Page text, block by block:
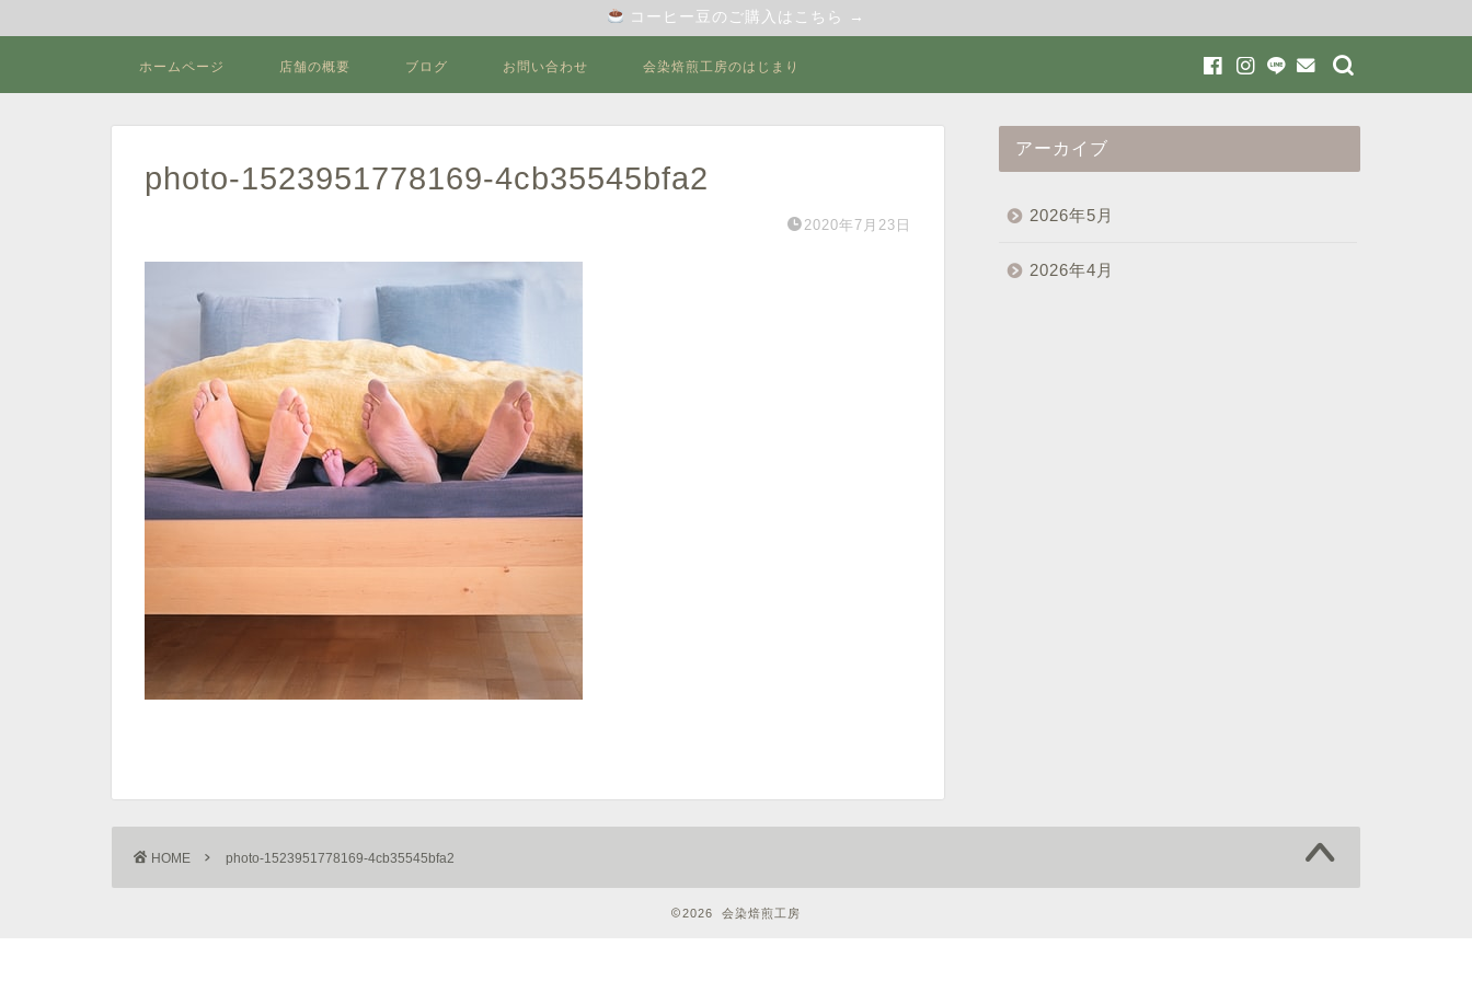
コーヒー豆のご購入はこちら →
ホームページ 店舗の概要 ブログ お問い合わせ 会染焙煎工房のはじまり
photo-1523951778169-4cb35545bfa2
2020年7月23日
アーカイブ
2026年5月
2026年4月
HOME photo-1523951778169-4cb35545bfa2
2026 会染焙煎工房